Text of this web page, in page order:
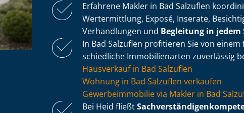
Erfahrene Makler in Bad Salzuflen
Wertermittlung, Exposé, Inserate,
Verhandlungen und Begleitung in
In Bad Salzuflen profitieren Sie von
schied­li­che Immobilienarten zuverlässig
Hausverkauf in Bad Salzuflen
Wohnung in Bad Salzuflen verkaufen
Ge­wer­be­im­mo­bi­lie via Makler in Bad
Bei Heid fließt